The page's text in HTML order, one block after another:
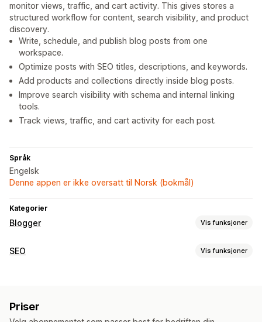
monitor views, traffic, and cart activity. This gives stores a
structured workflow for content, search visibility, and product
discovery.
Write, schedule, and publish blog posts from one
workspace.
Optimize posts with SEO titles, descriptions, and keywords.
Add products and collections directly inside blog posts.
Improve search visibility with schema and internal linking
tools.
Track views, traffic, and cart activity for each post.
Språk
Engelsk
Denne appen er ikke oversatt til Norsk (bokmål)
Kategorier
Blogger Vis funksjoner
Innholdsskaping
SEO
SEO Vis funksjoner
Priser